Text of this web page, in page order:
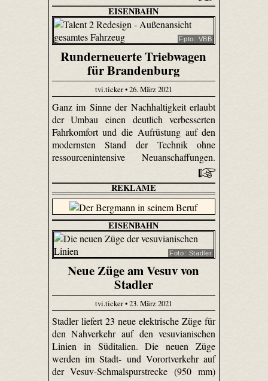
EISENBAHN
Fpto: VBB
Runderneuerte Triebwagen
für Brandenburg
tvi.ticker • 26. März 2021
Ganz im Sinne der Nachhaltigkeit erlaubt
der Umbau einen deutlich verbesserten
Fahrkomfort und die Aufrüstung auf den
modernsten Stand der Technik ohne
ressourcenintensive Neuanschaffungen.
REKLAME
EISENBAHN
Foto: Stadler
Neue Züge am Vesuv von
Stadler
tvi.ticker • 23. März 2021
Stadler liefert 23 neue elektrische Züge für
den Nahverkehr auf den vesuvianischen
Linien in Süditalien. Die neuen Züge
werden im Stadt- und Vorortverkehr auf
der Vesuv-Schmalspurstrecke (950 mm)